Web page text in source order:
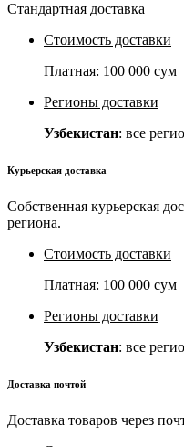
Стандартная доставка
Стоимость доставки
Платная: 100 000 сум
Регионы доставки
Узбекистан: все
Курьерская доставка
Собственная курьерская
региона.
Стоимость доставки
Платная: 100 000 сум
Регионы доставки
Узбекистан: все
Доставка почтой
Доставка товаров через